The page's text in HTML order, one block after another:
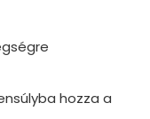
hozza a